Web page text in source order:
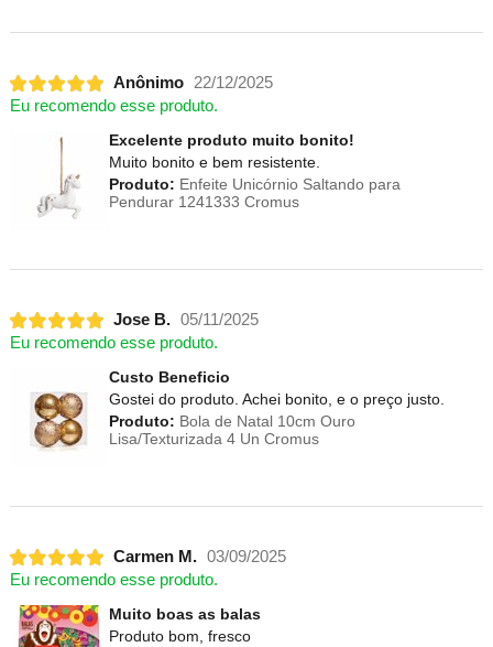
Anônimo 22/12/2025
Eu recomendo esse produto.
Excelente produto muito bonito!
Muito bonito e bem resistente.
Produto: Enfeite Unicórnio Saltando para
Pendurar 1241333 Cromus
Jose B. 05/11/2025
Eu recomendo esse produto.
Custo Beneficio
Gostei do produto. Achei bonito, e o preço justo.
Produto: Bola de Natal 10cm Ouro
Lisa/Texturizada 4 Un Cromus
Carmen M. 03/09/2025
Eu recomendo esse produto.
Muito boas as balas
Produto bom, fresco